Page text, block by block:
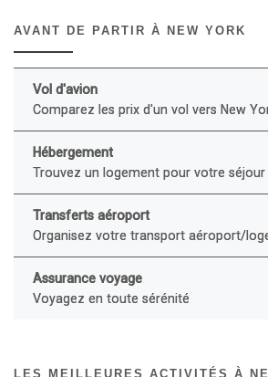
AVANT DE PARTIR À NEW YORK
Vol d'avion
Comparez les prix d'un vol vers New
Hébergement
Trouvez un logement pour votre séjour
Transferts aéroport
Organisez votre transport aéroport/
Assurance voyage
Voyagez en toute sérénité
LES MEILLEURES ACTIVITÉS À